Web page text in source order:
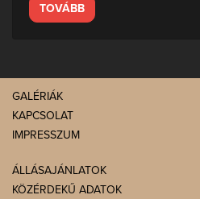
TOVÁBB
GALÉRIÁK
KAPCSOLAT
IMPRESSZUM
ÁLLÁSAJÁNLATOK
KÖZÉRDEKŰ ADATOK